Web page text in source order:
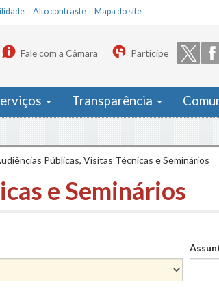
Alto contraste Mapa do site
Fale com a Câmara Participe
Transparência
Públicas, Visitas Técnicas e Seminários
e Seminários